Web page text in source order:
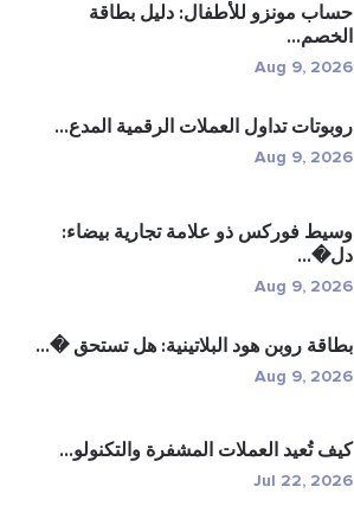
حساب مونزو للأطفال: دليل بطاقة
الخصم...
Aug 9, 2026
روبوتات تداول العملات الرقمية المدع...
Aug 9, 2026
وسيط فوركس ذو علامة تجارية بيضاء:
دل�...
Aug 9, 2026
بطاقة روبن هود البلاتينية: هل تستحق �...
Aug 9, 2026
كيف تُعيد العملات المشفرة والتكنولو...
Jul 22, 2026